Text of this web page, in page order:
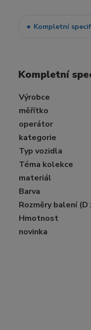
Kompletní
Kompletní
Výrobce
měřítko
operátor
kategorie
Typ vozidla
Téma kolekce
materiál
Barva
Rozměry balení (D
Hmotnost
novinka